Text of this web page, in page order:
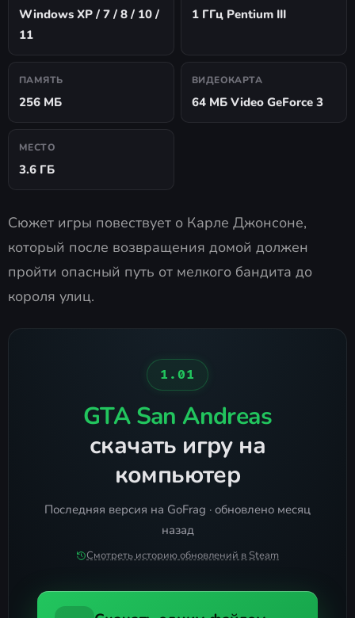
Windows XP / 7 / 8 / 10 /
11
1 ГГц Pentium III
ПАМЯТЬ
256 МБ
ВИДЕОКАРТА
64 МБ Video GeForce 3
МЕСТО
3.6 ГБ
Сюжет игры повествует о Карле Джонсоне,
который после возвращения домой должен
пройти опасный путь от мелкого бандита до
короля улиц.
1.01
GTA San Andreas
скачать игру на
компьютер
Последняя версия на GoFrag · обновлено месяц
назад
Смотреть историю обновлений в Steam